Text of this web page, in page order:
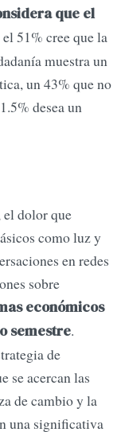
que el
51% cree que la
muestra un
un 43% que no
desea un
el dolor que
como luz y
en redes
sobre
económicos
semestre.
de
se acercan las
de cambio y la
una significativa